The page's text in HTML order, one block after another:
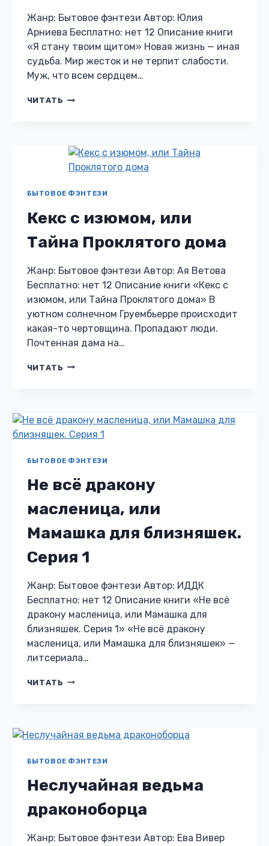
Жанр: Бытовое фэнтези Автор: Юлия
Арниева Бесплатно: нет 12 Описание книги
«Я стану твоим щитом» Новая жизнь — иная
судьба. Мир жесток и не терпит слабости.
Муж, что всем сердцем…
ЧИТАТЬ Я
БЫТОВОЕ ФЭНТЕЗИ
Кекс с изюмом, или
Тайна Проклятого дома
Жанр: Бытовое фэнтези Автор: Ая Ветова
Бесплатно: нет 12 Описание книги «Кекс с
изюмом, или Тайна Проклятого дома» В
уютном солнечном Груембьерре происходит
какая-то чертовщина. Пропадают люди.
Почтенная дама на…
ЧИТАТЬ КЕКС
ПРОКЛЯТОГО
ДОМА
БЫТОВОЕ ФЭНТЕЗИ
Не всё дракону
масленица, или
Мамашка для близняшек.
Серия 1
Жанр: Бытовое фэнтези Автор: ИДДК
Бесплатно: нет 12 Описание книги «Не всё
дракону масленица, или Мамашка для
близняшек. Серия 1» «Не всё дракону
масленица, или Мамашка для близняшек» —
литсериала…
ЧИТАТЬ НЕ
МАМАШКА
БЛИЗНЯШЕК.
1
БЫТОВОЕ ФЭНТЕЗИ
Неслучайная ведьма
драконоборца
Жанр: Бытовое фэнтези Автор: Ева Вивер